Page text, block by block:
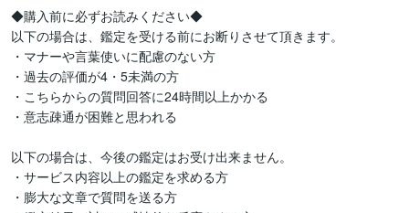
◆購入前に必ずお読みください◆
以下の場合は、鑑定を受ける前にお断りさせて頂きます。
・マナーや言葉使いに配慮のない方
・過去の評価が4・5未満の方
・こちらからの質問回答に24時間以上かかる
・意志疎通が困難と思われる
以下の場合は、今後の鑑定はお受け出来ません。
・サービス内容以上の鑑定を求める方
・膨大な文章で質問を送る方